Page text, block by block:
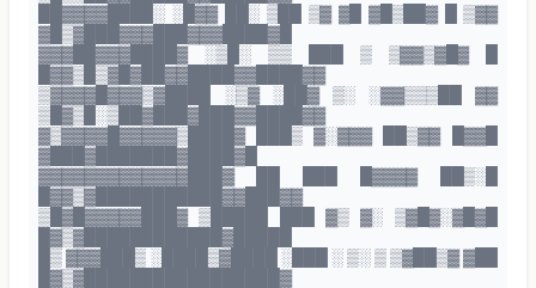
██▓▓▓▓████░ ░█▓▓ ██░ ▒██ ▒▓ ▓█ ▓█▒██▓ █ ▒▓▓
▓█▒▓███▓▓▓███▓▓▓████▓█
▓▓▓██▓▓▓████▓ ░▒█░ ▒▒ ███ ▒ ▒▓▓▒▓█▓ █
█▓▓▒█▒▓█▓██▓▓████▓▓████▓▓
▒▓▓▓▓█▓▓▓▒▓████ ░▒▓ ░██▓ ▒░ ░▓▓▒▒▒██ ▓▓
▒█▓▒█░▒██▓███▓███▓▓████▓▓
▓▒▓▓▓▓█▓▓▓▓▓▒████▓ ███▒ ▓░▓▓▓ ██▒▓▓ █▓▓█
▓███▓███████▓████▓█
▓▓▓▓▓▓▓▓▓▓▓▓▓███▓ ██ ███ █▓▓▓▓ ██▒░█
█▓▓▒▓███████████▓▓███▓▓
▒█▓█▓▓▓▓▓███▓ ▒█████ ███ ▓▒ ▓░ ▒▓█▓░▓█▓█
█▓▒▓████████████▓█████
█▒ ▓▓▓███▒ ░████▒▓████ ░███ ░ ▒░ ▒ ▒▓██▒▓ ▓██
█▓▒▓█████████████████▓